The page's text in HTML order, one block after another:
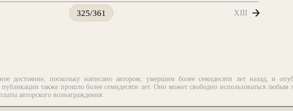
325/361 XIII
достояние, поскольку написано автором, умершим более семидесяти лет назад, и
также прошло более семидесяти лет. Оно может свободно использоваться любым
авторского вознаграждения.